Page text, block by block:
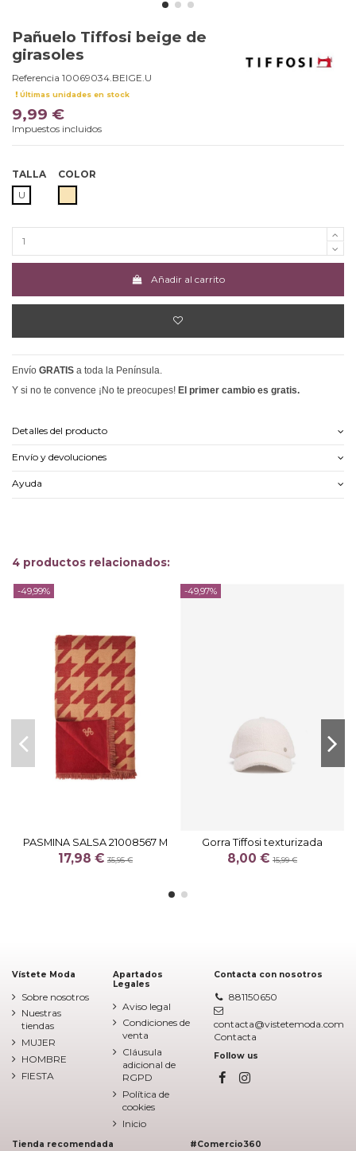
Pañuelo Tiffosi beige de
girasoles
Referencia 10069034.BEIGE.U
Últimas unidades en stock
9,99 €
Impuestos incluidos
TALLA
U
COLOR
Añadir al carrito
Envío GRATIS a toda la Península.
Y si no te convence ¡No te preocupes! El primer cambio es gratis.
Detalles del producto
Envío y devoluciones
Ayuda
4 productos relacionados:
-49,99%
PASMINA SALSA 21008567 M
17,98 € 35,95 €
-49,97%
Gorra Tiffosi texturizada
8,00 € 15,99 €
Vístete Moda
Sobre nosotros
Nuestras
tiendas
MUJER
HOMBRE
FIESTA
Apartados
Legales
Aviso legal
Condiciones de
venta
Cláusula
adicional de
RGPD
Política de
cookies
Inicio
Contacta con nosotros
881150650
contacta@vistetemoda.com
Contacta
Follow us
Tienda recomendada #Comercio360